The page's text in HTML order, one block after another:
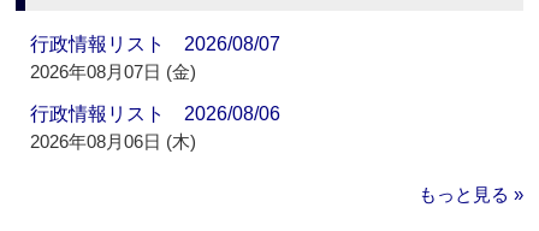
行政情報リスト 2026/08/07
2026年08月07日 (金)
行政情報リスト 2026/08/06
2026年08月06日 (木)
もっと見る »